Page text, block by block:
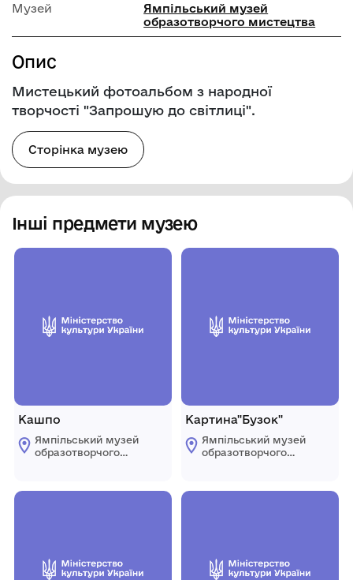
Музей
Ямпільський музей
образотворчого мистецтва
Опис
Мистецький фотоальбом з народної
творчості "Запрошую до світлиці".
Сторінка музею
Інші предмети музею
Кашпо
Ямпільський музей
образотворчого
Картина"Бузок"
Ямпільський музей
образотворчого